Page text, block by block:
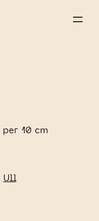
per 10 cm
Ull